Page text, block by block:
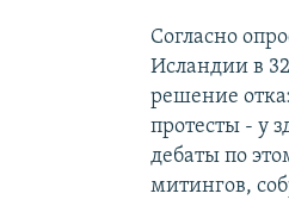
Согласно
Исландии в
решение
протесты - у
дебаты по
митингов,